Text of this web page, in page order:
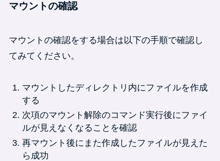
マウントの確認
マウントの確認をする場合は以下の手順で確認し
てみてください。
マウントしたディレクトリ内にファイルを作成
する
次項のマウント解除のコマンド実行後にファイ
ルが見えなくなることを確認
再マウント後にまた作成したファイルが見えた
ら成功